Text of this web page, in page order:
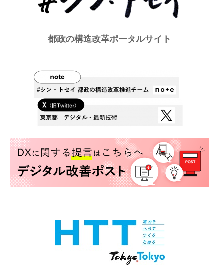
都政の構造改革ポータルサイト